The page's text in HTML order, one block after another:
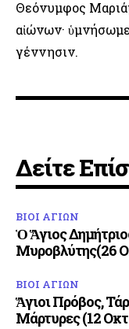
Θεόνυμφος
αἰώνων·
γέννησιν.
Δείτε
ΒΙΟΙ ΑΓΙΩΝ
Ὁ Ἅγιος
Μυροβλύτης(26
ΒΙΟΙ ΑΓΙΩΝ
Ἅγιοι Πρόβος,
Μάρτυρες (12